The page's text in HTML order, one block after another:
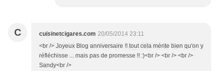
C cuisinetcigares.com 20/05/2014 23:11
<br /> Joyeux Blog anniversaire !! tout cela mérite bien qu'on y
réfléchisse ... mais pas de promesse !! :)<br /> <br /> <br />
Sandy<br />